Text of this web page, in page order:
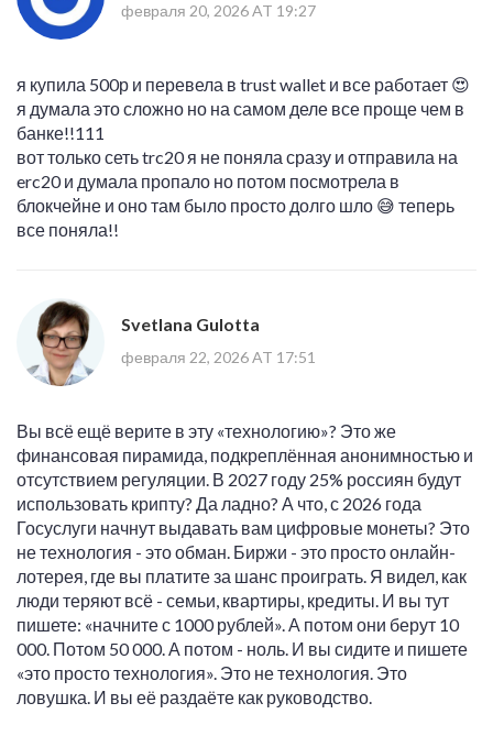
февраля 20, 2026 AT 19:27
я купила 500р и перевела в trust wallet и все работает 😍
я думала это сложно но на самом деле все проще чем в
банке!!111
вот только сеть trc20 я не поняла сразу и отправила на
erc20 и думала пропало но потом посмотрела в
блокчейне и оно там было просто долго шло 😅 теперь
все поняла!!
Svetlana Gulotta
февраля 22, 2026 AT 17:51
Вы всё ещё верите в эту «технологию»? Это же
финансовая пирамида, подкреплённая анонимностью и
отсутствием регуляции. В 2027 году 25% россиян будут
использовать крипту? Да ладно? А что, с 2026 года
Госуслуги начнут выдавать вам цифровые монеты? Это
не технология - это обман. Биржи - это просто онлайн-
лотерея, где вы платите за шанс проиграть. Я видел, как
люди теряют всё - семьи, квартиры, кредиты. И вы тут
пишете: «начните с 1000 рублей». А потом они берут 10
000. Потом 50 000. А потом - ноль. И вы сидите и пишете
«это просто технология». Это не технология. Это
ловушка. И вы её раздаёте как руководство.